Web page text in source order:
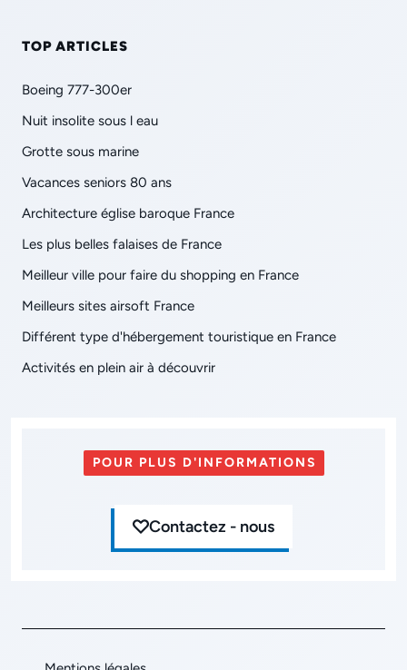
TOP ARTICLES
Boeing 777-300er
Nuit insolite sous l eau
Grotte sous marine
Vacances seniors 80 ans
Architecture église baroque France
Les plus belles falaises de France
Meilleur ville pour faire du shopping en France
Meilleurs sites airsoft France
Différent type d'hébergement touristique en France
Activités en plein air à découvrir
POUR PLUS D'INFORMATIONS
Contactez - nous